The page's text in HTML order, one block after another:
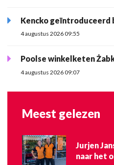
Kencko geïntroduceerd
4 augustus 2026 09:55
Poolse winkelketen
4 augustus 2026 09:07
Meest gelezen
Jurjen
naar het